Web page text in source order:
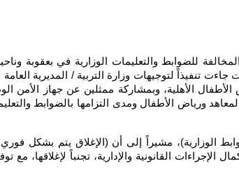
للضوابط والتعليمات الوزارية في بعقوبة
تنفيذاً لتوجيهات وزارة التربية / المديرية العامة
الأطفال الأهلية، وبمشاركة ممثلين عن جهاز
ورياض الأطفال ومدى التزامها بالضوابط
الوزارية)، مشيراً إلى أن (الإغلاق يتم بشكل
القانونية والإدارية، تجنباً لإغلاقها، مع